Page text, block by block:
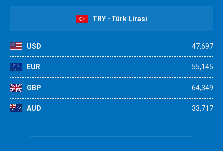
TRY - Türk Lirası
USD 47,697
EUR 55,145
GBP 64,349
AUD 33,717